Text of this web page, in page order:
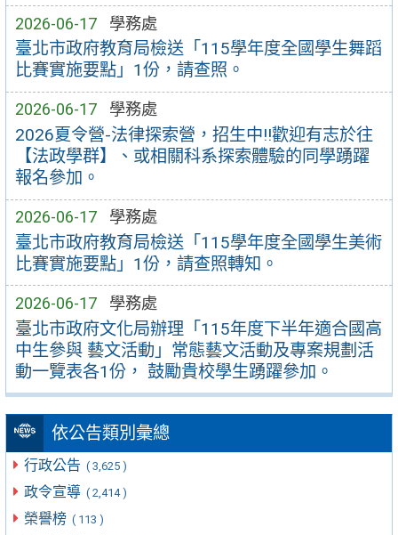
2026-06-17 學務處
臺北市政府教育局檢送「115學年度全國學生舞蹈
比賽實施要點」1份，請查照。
2026-06-17 學務處
2026夏令營-法律探索營，招生中!!歡迎有志於往
【法政學群】、或相關科系探索體驗的同學踴躍
報名參加。
2026-06-17 學務處
臺北市政府教育局檢送「115學年度全國學生美術
比賽實施要點」1份，請查照轉知。
2026-06-17 學務處
臺北市政府文化局辦理「115年度下半年適合國高
中生參與 藝文活動」常態藝文活動及專案規劃活
動一覽表各1份， 鼓勵貴校學生踴躍參加。
依公告類別彙總
行政公告 ( 3,625 )
政令宣導 ( 2,414 )
榮譽榜 ( 113 )